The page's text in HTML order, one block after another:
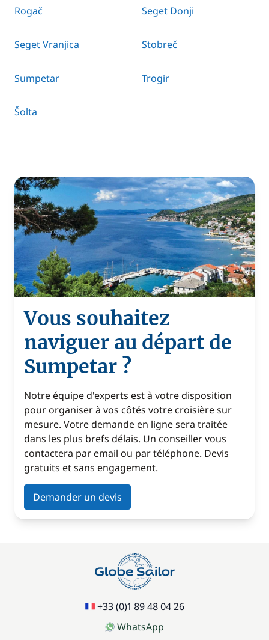
Rogač Seget Donji
Seget Vranjica Stobreč
Sumpetar Trogir
Šolta
Vous souhaitez
naviguer au départ de
Sumpetar ?
Notre équipe d'experts est à votre disposition
pour organiser à vos côtés votre croisière sur
mesure. Votre demande en ligne sera traitée
dans les plus brefs délais. Un conseiller vous
contactera par email ou par téléphone. Devis
gratuits et sans engagement.
Demander un devis
+33 (0)1 89 48 04 26
WhatsApp